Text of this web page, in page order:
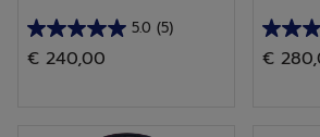
5.0 (5)
5.0
em
€ 240,00
4.3
em
€